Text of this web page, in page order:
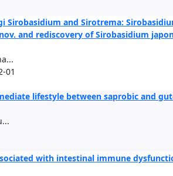
Sirobasidium and Sirotrema:
and rediscovery of Sirobasidium
01
lifestyle between saprobic and
with intestinal immune